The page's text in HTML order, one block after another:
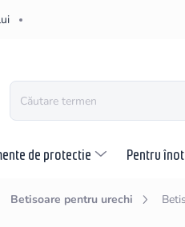
de protectie Pentru înot
Betisoare pentru urechi